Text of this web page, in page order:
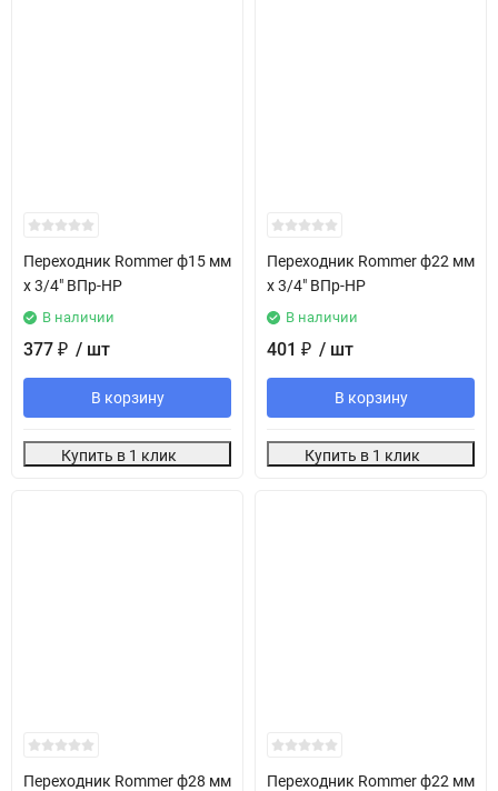
Переходник Rommer ф15 мм
х 3/4" ВПр-НР
В наличии
377 ₽ / шт
В корзину
Купить в 1 клик
Переходник Rommer ф22 мм
х 3/4" ВПр-НР
В наличии
401 ₽ / шт
В корзину
Купить в 1 клик
Переходник Rommer ф28 мм
Переходник Rommer ф22 мм